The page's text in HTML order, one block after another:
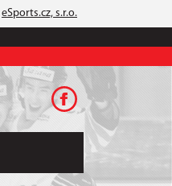
eSports.cz, s.r.o.